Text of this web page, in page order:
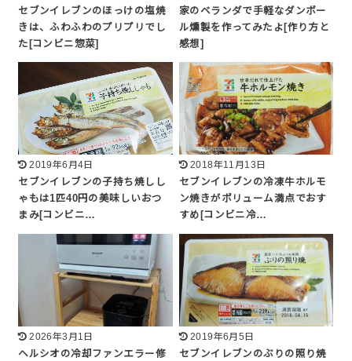
セブンイレブンのほっけの塩焼
きは、ふわふわのプリプリでし
た[コンビニ惣菜]
家のベランダで手軽なダンボー
ル燻製を作ってみたよ[作り方と
感想]
2019年6月4日
セブンイレブンの子持ち焼しし
ゃもは1匹40円の美味しいおつ
まみ[コンビニ…
2018年11月13日
セブンイレブンの冷凍牛ホルモ
ン焼きがボリューム満点でおす
すめ[コンビニ冷…
2026年3月1日
ヘルシオの冷却ファンエラー修
2019年6月5日
セブンイレブンのぶりの照り焼